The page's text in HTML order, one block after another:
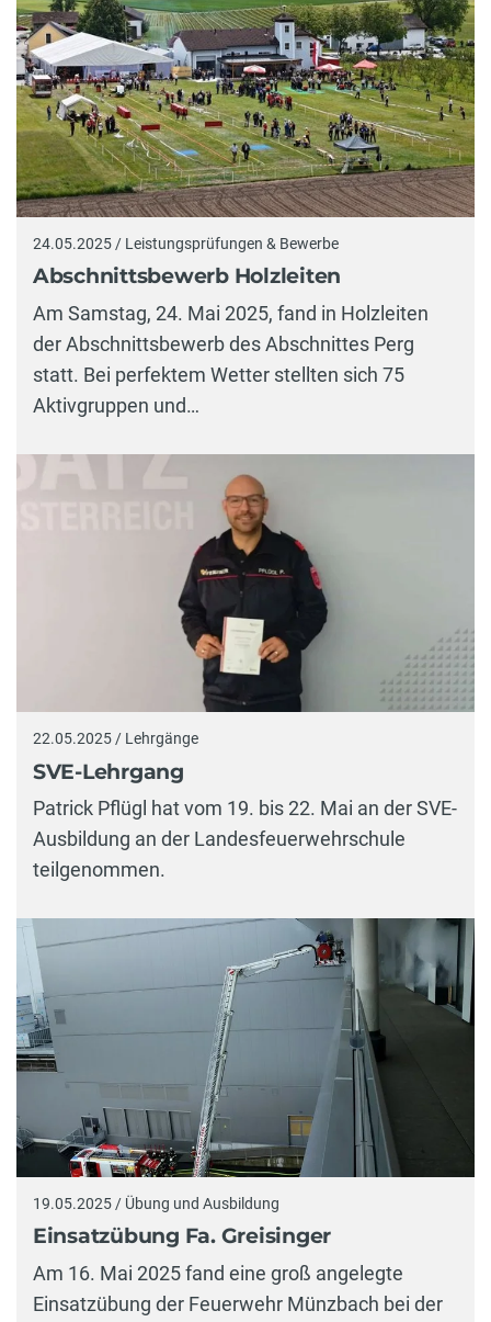
24.05.2025 / Leistungsprüfungen & Bewerbe
Abschnittsbewerb Holzleiten
Am Samstag, 24. Mai 2025, fand in Holzleiten
der Abschnittsbewerb des Abschnittes Perg
statt. Bei perfektem Wetter stellten sich 75
Aktivgruppen und…
22.05.2025 / Lehrgänge
SVE-Lehrgang
Patrick Pflügl hat vom 19. bis 22. Mai an der SVE-
Ausbildung an der Landesfeuerwehrschule
teilgenommen.
19.05.2025 / Übung und Ausbildung
Einsatzübung Fa. Greisinger
Am 16. Mai 2025 fand eine groß angelegte
Einsatzübung der Feuerwehr Münzbach bei der